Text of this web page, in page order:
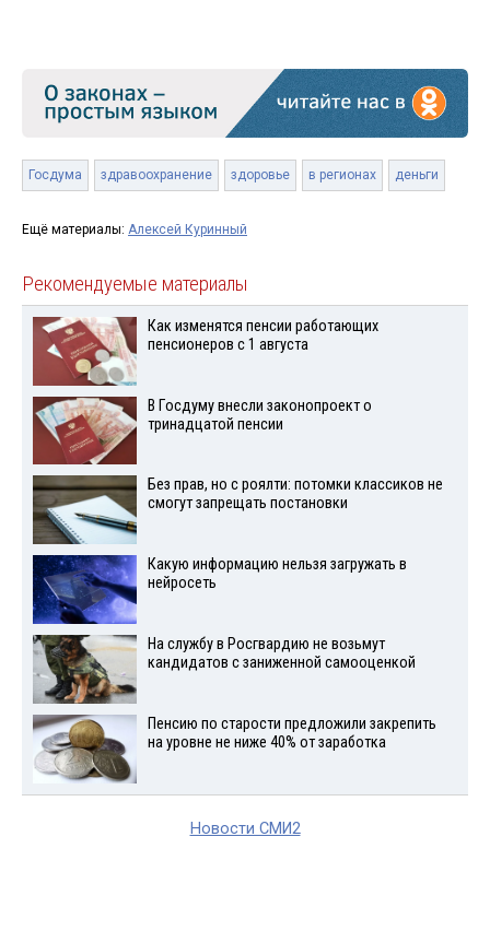
Госдума здравоохранение здоровье в регионах деньги
Ещё материалы: Алексей Куринный
Рекомендуемые материалы
Как изменятся пенсии работающих
пенсионеров с 1 августа
В Госдуму внесли законопроект о
тринадцатой пенсии
Без прав, но с роялти: потомки классиков не
смогут запрещать постановки
Какую информацию нельзя загружать в
нейросеть
На службу в Росгвардию не возьмут
кандидатов с заниженной самооценкой
Пенсию по старости предложили закрепить
на уровне не ниже 40% от заработка
Новости СМИ2